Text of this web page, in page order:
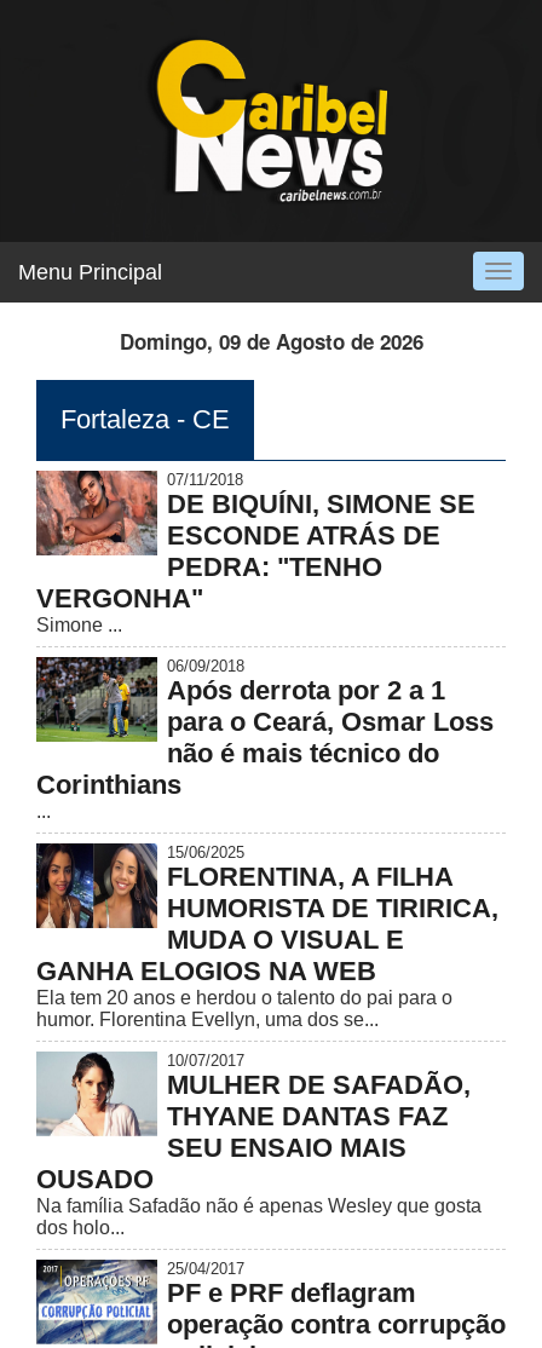
Menu Principal
Domingo, 09 de Agosto de 2026
Fortaleza - CE
07/11/2018
DE BIQUÍNI, SIMONE SE
ESCONDE ATRÁS DE
PEDRA: "TENHO
VERGONHA"
Simone ...
06/09/2018
Após derrota por 2 a 1
para o Ceará, Osmar Loss
não é mais técnico do
Corinthians
...
15/06/2025
FLORENTINA, A FILHA
HUMORISTA DE TIRIRICA,
MUDA O VISUAL E
GANHA ELOGIOS NA WEB
Ela tem 20 anos e herdou o talento do pai para o
humor. Florentina Evellyn, uma dos se...
10/07/2017
MULHER DE SAFADÃO,
THYANE DANTAS FAZ
SEU ENSAIO MAIS
OUSADO
Na família Safadão não é apenas Wesley que gosta
dos holo...
25/04/2017
PF e PRF deflagram
operação contra corrupção